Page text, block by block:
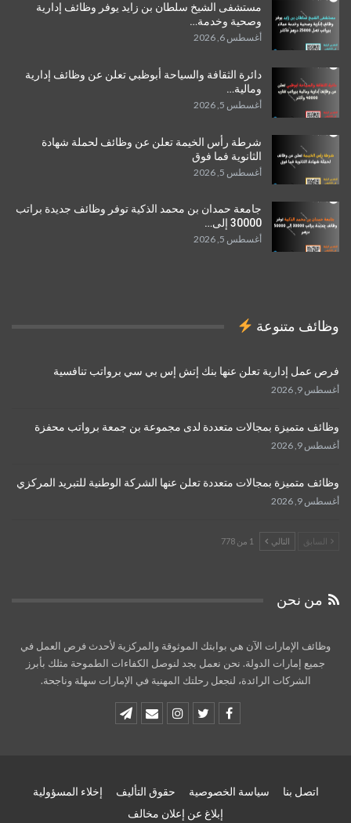
مستشفى الشيخ سلطان بن زايد يوفر وظائف إدارية
وصحية وخدمة…
أغسطس 6, 2026
دائرة الثقافة والسياحة أبوظبي تعلن عن وظائف إدارية
ومالية…
أغسطس 5, 2026
شرطة رأس الخيمة تعلن عن وظائف لحملة شهادة
الثانوية فما فوق
أغسطس 5, 2026
جامعة حمدان بن محمد الذكية توفر وظائف جديدة براتب
30000 إلى…
أغسطس 5, 2026
وظائف متنوعة
فرص عمل إدارية تعلن عنها بنك إتش إس بي سي برواتب تنافسية
أغسطس 9, 2026
وظائف متميزة بمجالات متعددة لدى مجموعة بن جمعة برواتب محفزة
أغسطس 9, 2026
وظائف متميزة بمجالات متعددة تعلن عنها الشركة الوطنية للتبريد المركزي
أغسطس 9, 2026
السابق التالي 1 من 778
من نحن
وظائف الإمارات الآن هي بوابتك الموثوقة والمركزية لأحدث فرص العمل في
جميع إمارات الدولة. نحن نعمل بجد لنوصل الكفاءات الطموحة مثلك بأبرز
الشركات الرائدة، لنجعل رحلتك المهنية في الإمارات سهلة وناجحة.
اتصل بنا سياسة الخصوصية حقوق التأليف
إخلاء المسؤولية
إبلاغ عن إعلان مخالف